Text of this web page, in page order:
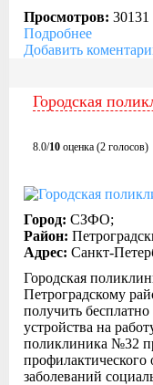
Просмотров: 30131
Подробнее
Добавить
Городская
8.0/10 оценка (2 голосов)
Город: СЗФО;
Район:
Адрес: Санкт-
Городская
Петроградскому
получить
устройства на
поликлиника №32
профилактического
заболеваний